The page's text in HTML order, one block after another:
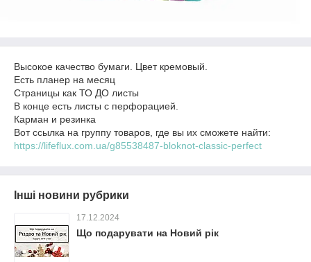
Высокое качество бумаги. Цвет кремовый.
Есть планер на месяц
Страницы как ТО ДО листы
В конце есть листы с перфорацией.
Карман и резинка
Вот ссылка на группу товаров, где вы их сможете найти:
https://lifeflux.com.ua/g85538487-bloknot-classic-perfect
Інші новини рубрики
17.12.2024
Що подарувати на Новий рік